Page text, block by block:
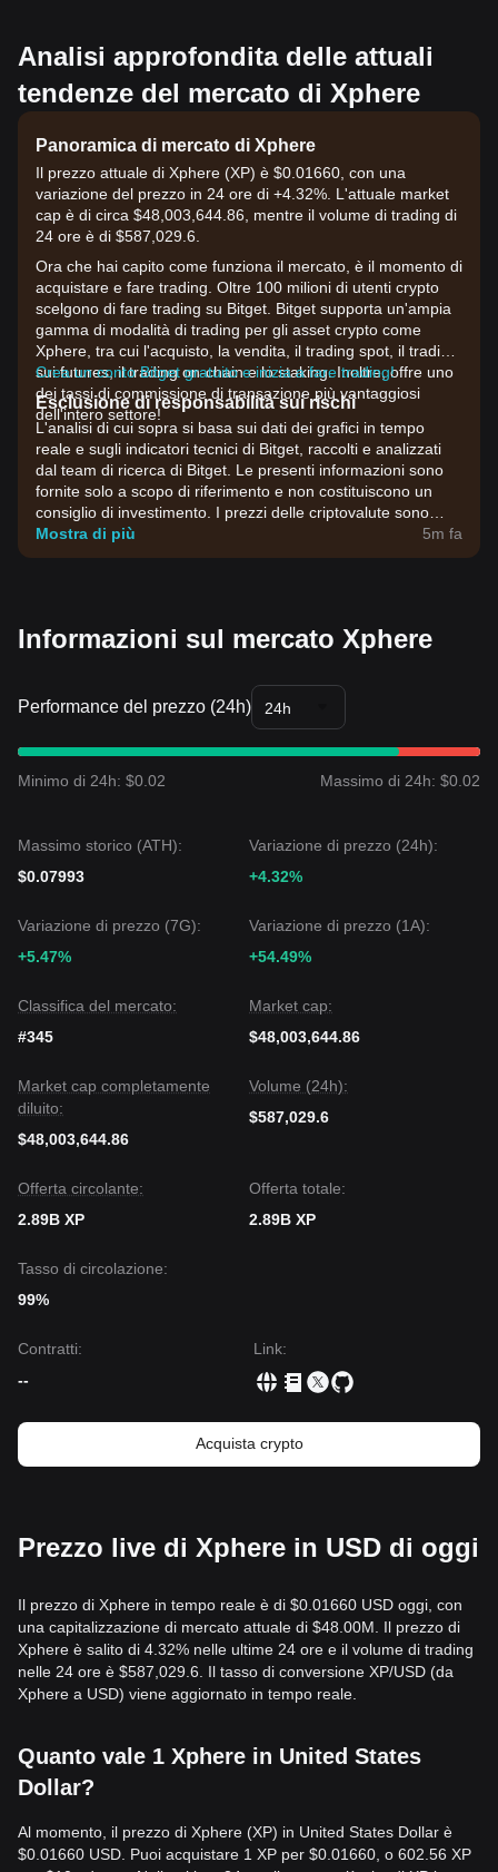
Analisi approfondita delle attuali
tendenze del mercato di Xphere
Panoramica di mercato di Xphere
Il prezzo attuale di Xphere (XP) è $0.01660, con una
variazione del prezzo in 24 ore di +4.32%. L'attuale market
cap è di circa $48,003,644.86, mentre il volume di trading di
24 ore è di $587,029.6.
Ora che hai capito come funziona il mercato, è il momento di
acquistare e fare trading. Oltre 100 milioni di utenti crypto
scelgono di fare trading su Bitget. Bitget supporta un'ampia
gamma di modalità di trading per gli asset crypto come
Xphere, tra cui l'acquisto, la vendita, il trading spot, il trading
sui futures, il trading on-chain e lo staking. Inoltre, offre uno
dei tassi di commissione di transazione più vantaggiosi
dell'intero settore!
Crea un conto Bitget gratuito e inizia a fare trading!
Esclusione di responsabilità sui rischi
L'analisi di cui sopra si basa sui dati dei grafici in tempo
reale e sugli indicatori tecnici di Bitget, raccolti e analizzati
dal team di ricerca di Bitget. Le presenti informazioni sono
fornite solo a scopo di riferimento e non costituiscono un
consiglio di investimento. I prezzi delle criptovalute sono
estremamente volatili. Prendi decisioni di investimento in
base alla tua propensione al rischio.
Mostra di più 5m fa
Informazioni sul mercato Xphere
Performance del prezzo (24h) 24h
Minimo di 24h: $0.02 Massimo di 24h: $0.02
Massimo storico (ATH):
$0.07993
Variazione di prezzo (24h):
+4.32%
Variazione di prezzo (7G):
+5.47%
Variazione di prezzo (1A):
+54.49%
Classifica del mercato:
#345
Market cap:
$48,003,644.86
Market cap completamente
diluito:
$48,003,644.86
Volume (24h):
$587,029.6
Offerta circolante:
2.89B XP
Offerta totale:
2.89B XP
Tasso di circolazione:
99%
Contratti:
--
Link:
Acquista crypto
Prezzo live di Xphere in USD di oggi
Il prezzo di Xphere in tempo reale è di $0.01660 USD oggi, con
una capitalizzazione di mercato attuale di $48.00M. Il prezzo di
Xphere è salito di 4.32% nelle ultime 24 ore e il volume di trading
nelle 24 ore è $587,029.6. Il tasso di conversione XP/USD (da
Xphere a USD) viene aggiornato in tempo reale.
Quanto vale 1 Xphere in United States
Dollar?
Al momento, il prezzo di Xphere (XP) in United States Dollar è
$0.01660 USD. Puoi acquistare 1 XP per $0.01660, o 602.56 XP